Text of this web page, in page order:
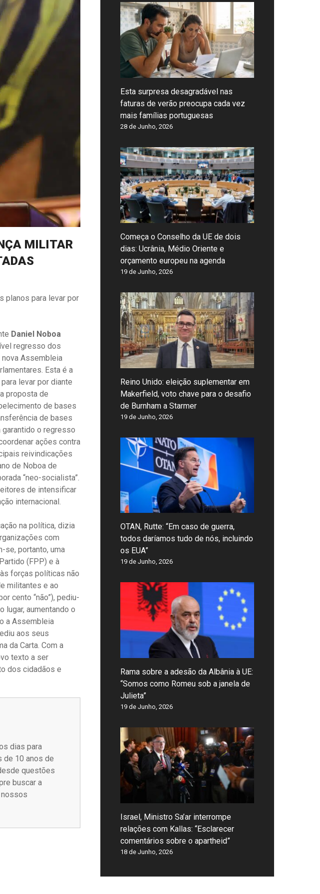
MILITAR
planos para levar por
Daniel Noboa
regresso dos
Assembleia
Esta é a
levar por diante
proposta de
de bases
de bases
garantido o regresso
ações contra
reivindicações
de Noboa de
“neo-socialista”.
de intensificar
internacional.
na política, dizia
com
se, portanto, uma
(FPP) e à
forças políticas não
militantes e ao
cento “não”), pediu-
lugar, aumentando o
a Assembleia
aos seus
da Carta. Com a
texto a ser
dos cidadãos e
dias para
de 10 anos de
questões
buscar a
Esta surpresa desagradável nas
faturas de verão preocupa cada vez
mais famílias portuguesas
28 de Junho, 2026
Começa o Conselho da UE de dois
dias: Ucrânia, Médio Oriente e
orçamento europeu na agenda
19 de Junho, 2026
Reino Unido: eleição suplementar em
Makerfield, voto chave para o desafio
de Burnham a Starmer
19 de Junho, 2026
OTAN, Rutte: “Em caso de guerra,
todos daríamos tudo de nós, incluindo
os EUA”
19 de Junho, 2026
Rama sobre a adesão da Albânia à UE:
“Somos como Romeu sob a janela de
Julieta”
19 de Junho, 2026
Israel, Ministro Sa’ar interrompe
relações com Kallas: “Esclarecer
comentários sobre o apartheid”
18 de Junho, 2026